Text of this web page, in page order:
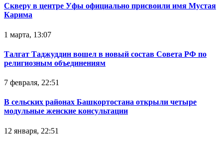
Скверу в центре Уфы официально присвоили имя Мустая
Карима
1 марта, 13:07
Талгат Таджуддин вошел в новый состав Совета РФ по
религиозным объединениям
7 февраля, 22:51
В сельских районах Башкортостана открыли четыре
модульные женские консультации
12 января, 22:51